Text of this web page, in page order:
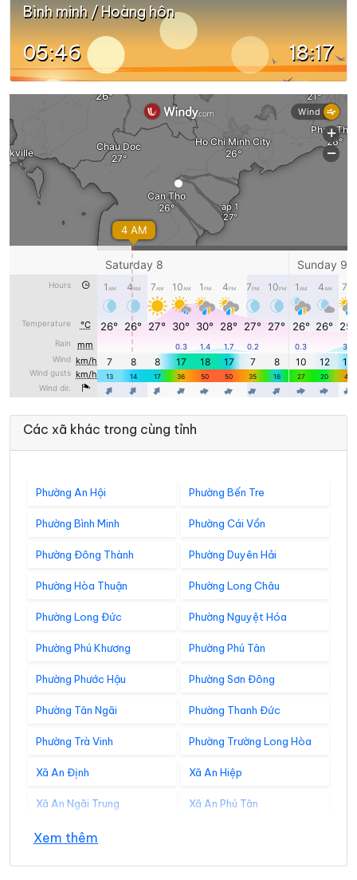
Bình minh / Hoàng hôn
05:46 18:17
Các xã khác trong cùng tỉnh
Phường An Hội Phường Bến Tre
Phường Bình Minh Phường Cái Vồn
Phường Đông Thành Phường Duyên Hải
Phường Hòa Thuận Phường Long Châu
Phường Long Đức Phường Nguyệt Hóa
Phường Phú Khương Phường Phú Tân
Phường Phước Hậu Phường Sơn Đông
Phường Tân Ngãi Phường Thanh Đức
Phường Trà Vinh Phường Trường Long Hòa
Xã An Định Xã An Hiệp
Xã An Ngãi Trung Xã An Phú Tân
Xã An Qui
Xã Bảo Thạnh Xã Bình Đại
Xem thêm